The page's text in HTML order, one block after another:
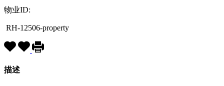
物业ID:
RH-12506-property
描述